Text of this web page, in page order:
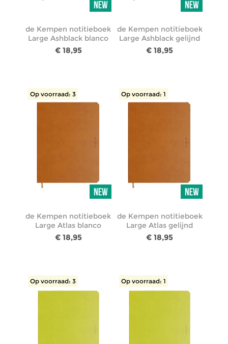
de Kempen notitieboek
Large Ashblack blanco
€ 18,95
de Kempen notitieboek
Large Ashblack gelijnd
€ 18,95
Op voorraad: 3
de Kempen notitieboek
Large Atlas blanco
€ 18,95
Op voorraad: 1
de Kempen notitieboek
Large Atlas gelijnd
€ 18,95
Op voorraad: 3 Op voorraad: 1